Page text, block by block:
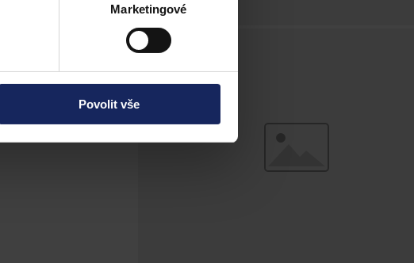
Marketingové
Povolit vše